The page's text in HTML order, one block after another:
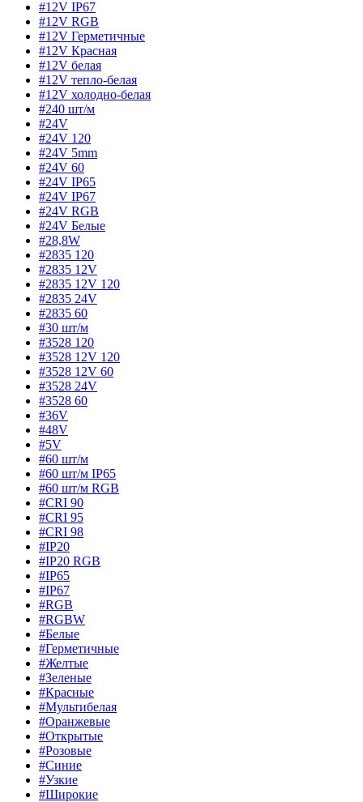
#12V IP67
#12V RGB
#12V Герметичные
#12V Красная
#12V белая
#12V тепло-белая
#12V холодно-белая
#240 шт/м
#24V
#24V 120
#24V 5mm
#24V 60
#24V IP65
#24V IP67
#24V RGB
#24V Белые
#28,8W
#2835 120
#2835 12V
#2835 12V 120
#2835 24V
#2835 60
#30 шт/м
#3528 120
#3528 12V 120
#3528 12V 60
#3528 24V
#3528 60
#36V
#48V
#5V
#60 шт/м
#60 шт/м IP65
#60 шт/м RGB
#CRI 90
#CRI 95
#CRI 98
#IP20
#IP20 RGB
#IP65
#IP67
#RGB
#RGBW
#Белые
#Герметичные
#Желтые
#Зеленые
#Красные
#Мультибелая
#Оранжевые
#Открытые
#Розовые
#Синие
#Узкие
#Широкие